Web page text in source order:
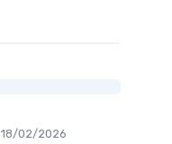
18/02/2026